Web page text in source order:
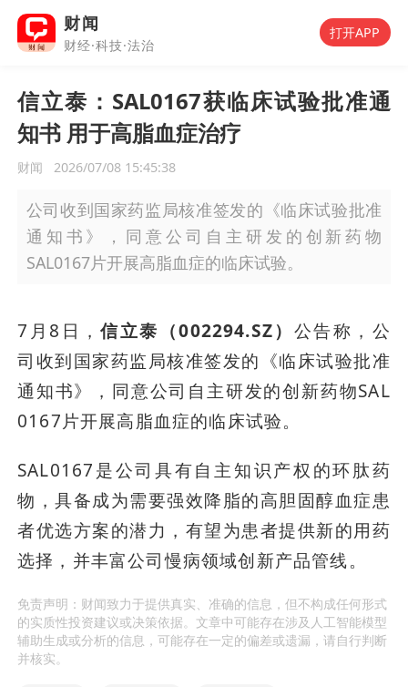
财闻
财经·科技·法治
打开APP
信立泰：SAL0167获临床试验批准通
知书 用于高脂血症治疗
财闻 2026/07/08 15:45:38
公司收到国家药监局核准签发的《临床试验批准
通知书》，同意公司自主研发的创新药物
SAL0167片开展高脂血症的临床试验。
7月8日，信立泰（002294.SZ） 公告称，公
司收到国家药监局核准签发的《临床试验批准
通知书》，同意公司自主研发的创新药物SAL
0167片开展高脂血症的临床试验。
SAL0167是公司具有自主知识产权的环肽药
物，具备成为需要强效降脂的高胆固醇血症患
者优选方案的潜力，有望为患者提供新的用药
选择，并丰富公司慢病领域创新产品管线。
免责声明：财闻致力于提供真实、准确的信息，但不构成任何形式
的实质性投资建议或决策依据。文章中可能存在涉及人工智能模型
辅助生成或分析的信息，可能存在一定的偏差或遗漏，请自行判断
并核实。